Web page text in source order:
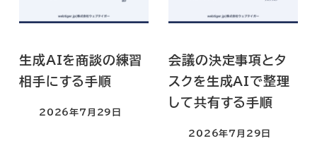
生成AIを商談の練習
相手にする手順
2026年7月29日
会議の決定事項とタ
スクを生成AIで整理
して共有する手順
2026年7月29日